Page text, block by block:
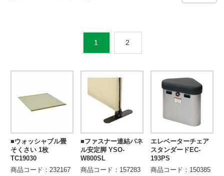
1 2
■ウォッシャブル畳
そくさい 1枚
TC19030
商品コード：232167
■ファスナー連結パネ
ル安定脚 YSO-
W800SL
商品コード：157283
エレベーターチェア
スタンダードEC-
193PS
商品コード：150385